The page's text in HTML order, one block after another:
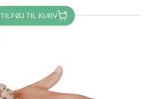
TILFØJ TIL KURV